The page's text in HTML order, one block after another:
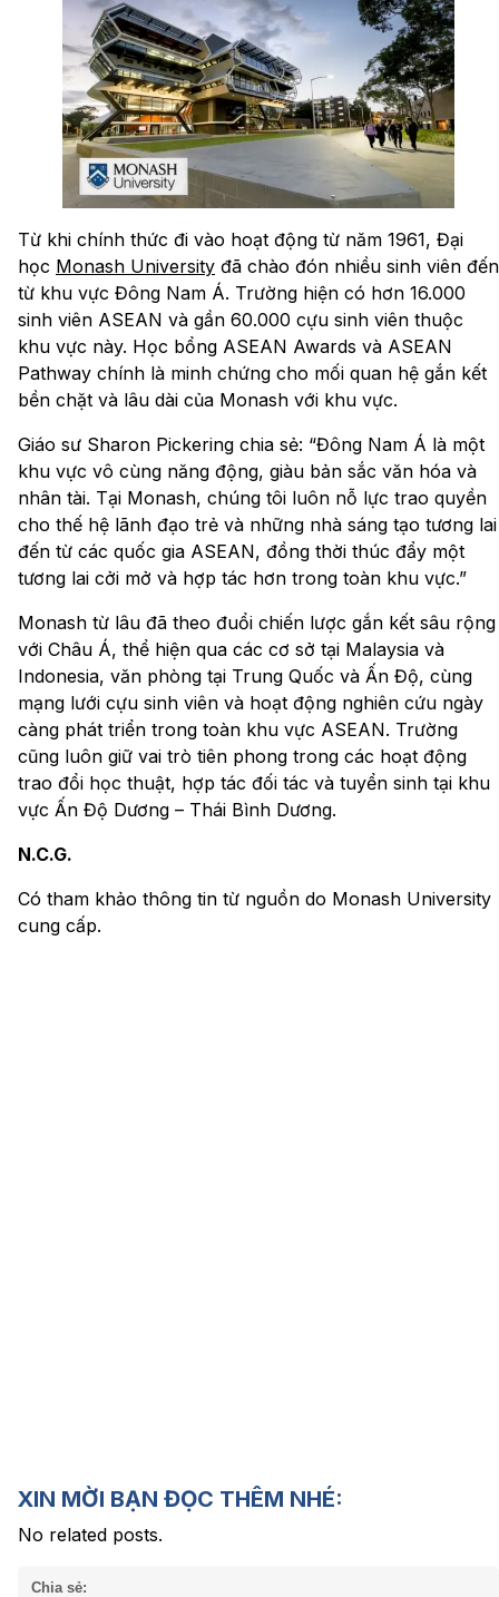
Từ khi chính thức đi vào hoạt động từ năm 1961, Đại
học Monash University đã chào đón nhiều sinh viên đến
từ khu vực Đông Nam Á. Trường hiện có hơn 16.000
sinh viên ASEAN và gần 60.000 cựu sinh viên thuộc
khu vực này. Học bổng ASEAN Awards và ASEAN
Pathway chính là minh chứng cho mối quan hệ gắn kết
bền chặt và lâu dài của Monash với khu vực.
Giáo sư Sharon Pickering chia sẻ: “Đông Nam Á là một
khu vực vô cùng năng động, giàu bản sắc văn hóa và
nhân tài. Tại Monash, chúng tôi luôn nỗ lực trao quyền
cho thế hệ lãnh đạo trẻ và những nhà sáng tạo tương lai
đến từ các quốc gia ASEAN, đồng thời thúc đẩy một
tương lai cởi mở và hợp tác hơn trong toàn khu vực.”
Monash từ lâu đã theo đuổi chiến lược gắn kết sâu rộng
với Châu Á, thể hiện qua các cơ sở tại Malaysia và
Indonesia, văn phòng tại Trung Quốc và Ấn Độ, cùng
mạng lưới cựu sinh viên và hoạt động nghiên cứu ngày
càng phát triển trong toàn khu vực ASEAN. Trường
cũng luôn giữ vai trò tiên phong trong các hoạt động
trao đổi học thuật, hợp tác đối tác và tuyển sinh tại khu
vực Ấn Độ Dương – Thái Bình Dương.
N.C.G.
Có tham khảo thông tin từ nguồn do Monash University
cung cấp.
XIN MỜI BẠN ĐỌC THÊM NHÉ:
No related posts.
Chia sẻ: